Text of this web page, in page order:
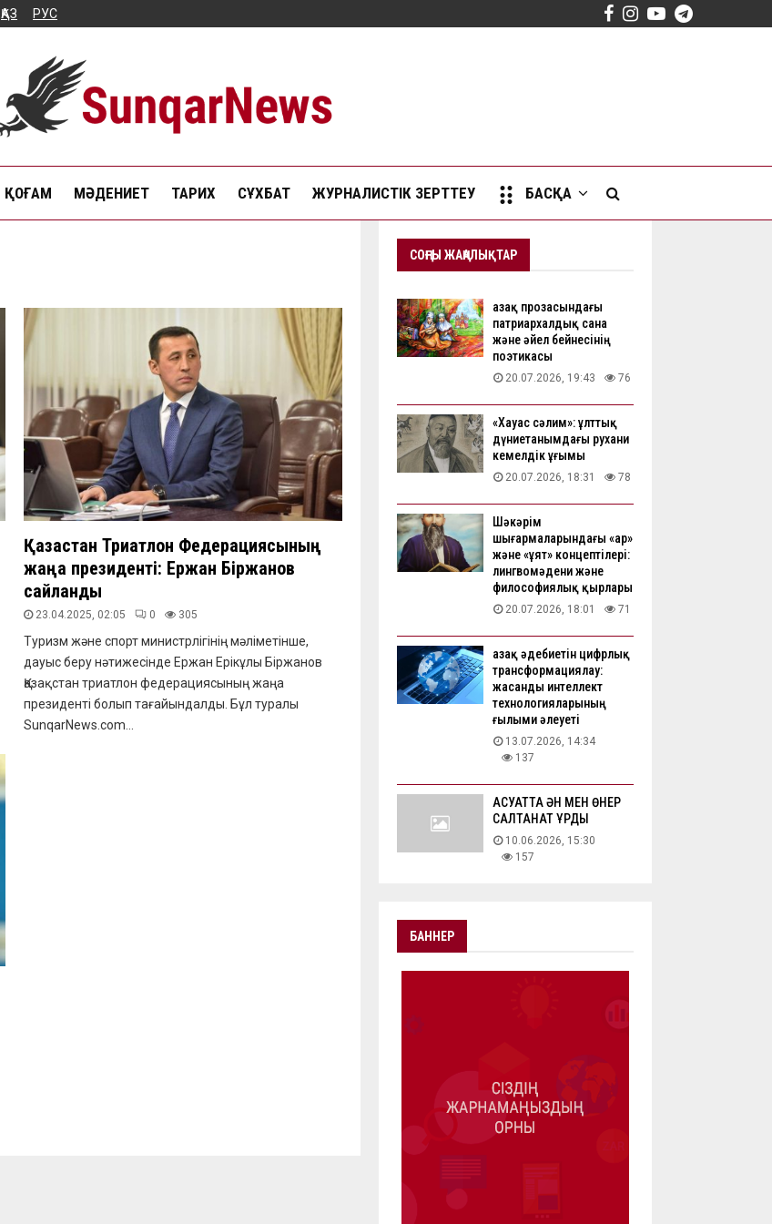
ҚАЗ РУС Facebook
Instagram
YoutubeTelegram
ҚОҒАМ МӘДЕНИЕТ ТАРИХ СҰХБАТ ЖУРНАЛИСТІК ЗЕРТТЕУ БАСҚА
Қазақстан Триатлон Федерациясының
жаңа президенті: Ержан Біржанов
сайланды
23.04.2025, 02:05 0 305
Туризм және спорт министрлігінің мәліметінше,
дауыс беру нәтижесінде Ержан Ерікұлы Біржанов
Қазақстан триатлон федерациясының жаңа
президенті болып тағайындалды. Бұл туралы
SunqarNews.com...
СОҢҒЫ ЖАҢАЛЫҚТАР
Қазақ прозасындағы
патриархалдық сана
және әйел бейнесінің
поэтикасы
20.07.2026, 19:43 76
«Хауас сәлим»: ұлттық
дүниетанымдағы рухани
кемелдік ұғымы
20.07.2026, 18:31 78
Шәкәрім
шығармаларындағы «ар»
және «ұят» концептілері:
лингвомәдени және
философиялық қырлары
20.07.2026, 18:01 71
Қазақ әдебиетін цифрлық
трансформациялау:
жасанды интеллект
технологияларының
ғылыми әлеуеті
13.07.2026, 14:34
137
АҚСУАТТА ӘН МЕН ӨНЕР
САЛТАНАТ ҚҰРДЫ
10.06.2026, 15:30
157
БАННЕР